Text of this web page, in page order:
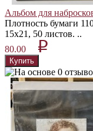
Альбом для
Плотность бумаги
15х21, 50 листов. ..
80.00
p